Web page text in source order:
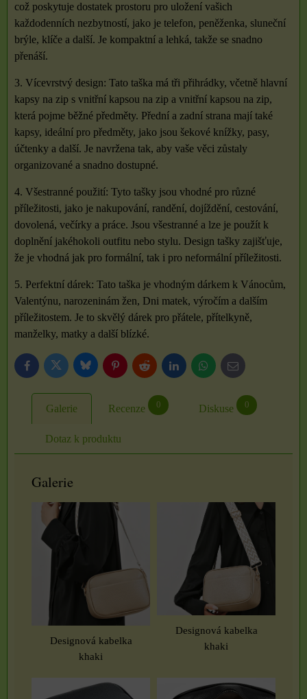
což poskytuje dostatek prostoru pro uložení vašich
každodenních nezbytností, jako je telefon, peněženka, sluneční
brýle, klíče a další. Je kompaktní a lehká, takže se snadno
přenáší.
3. Vícevrstvý design: Tato taška má tři přihrádky, včetně hlavní
kapsy na zip s vnitřní kapsou na zip a vnitřní kapsou na zip,
která pojme běžné předměty. Přední a zadní strana mají také
kapsy, ideální pro předměty, jako jsou šekové knížky, pasy,
účtenky a další. Je navržena tak, aby vaše věci zůstaly
organizované a snadno dostupné.
4. Všestranné použití: Tyto tašky jsou vhodné pro různé
příležitosti, jako je nakupování, randění, dojíždění, cestování,
dovolená, večírky a práce. Jsou všestranné a lze je použít k
doplnění jakéhokoli outfitu nebo stylu. Design tašky zajišťuje,
že je vhodná jak pro formální, tak i pro neformální příležitosti.
5. Perfektní dárek: Tato taška je vhodným dárkem k Vánocům,
Valentýnu, narozeninám žen, Dni matek, výročím a dalším
příležitostem. Je to skvělý dárek pro přátele, přítelkyně,
manželky, matky a další blízké.
FacebookTwitter BlueskyPinterestReddit LinkedInWhatsApp
E-
mail
Galerie Recenze 0 Diskuse 0
Dotaz k produktu
Galerie
Designová kabelka
khaki
Designová kabelka
khaki